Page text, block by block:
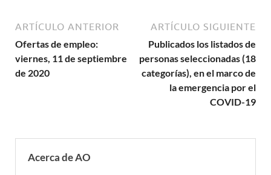
ARTÍCULO ANTERIOR
Ofertas de empleo:
viernes, 11 de septiembre
de 2020
ARTÍCULO SIGUIENTE
Publicados los listados de
personas seleccionadas (18
categorías), en el marco de
la emergencia por el
COVID-19
Acerca de AO